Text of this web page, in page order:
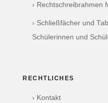
› Rechtschreibrahmen
› Schließfächer und
Schülerinnen und
RECHTLICHES
› Kontakt